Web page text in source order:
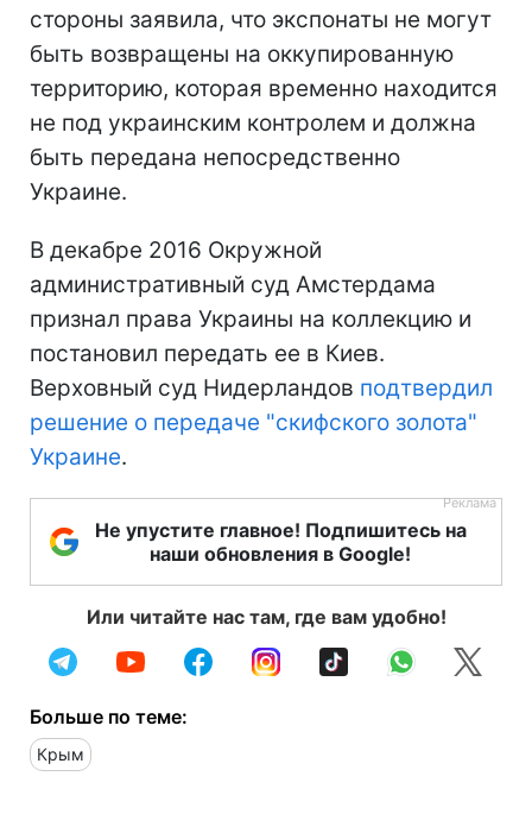
стороны заявила, что экспонаты не могут
быть возвращены на оккупированную
территорию, которая временно находится
не под украинским контролем и должна
быть передана непосредственно
Украине.
В декабре 2016 Окружной
административный суд Амстердама
признал права Украины на коллекцию и
постановил передать ее в Киев.
Верховный суд Нидерландов подтвердил
решение о передаче "скифского золота"
Украине.
Не упустите главное! Подпишитесь на
наши обновления в Google!
Или читайте нас там, где вам удобно!
Больше по теме:
Крым